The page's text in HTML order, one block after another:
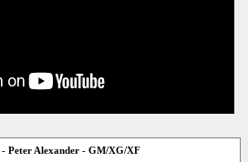
- Peter Alexander - GM/XG/XF